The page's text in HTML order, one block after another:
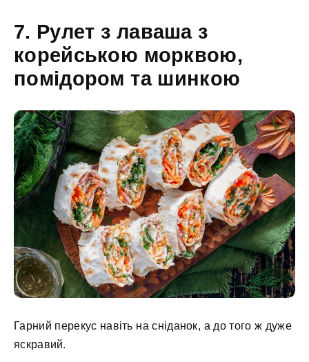
7. Рулет з лаваша з
корейською морквою,
помідором та шинкою
Гарний перекус навіть на сніданок, а до того ж дуже
яскравий.